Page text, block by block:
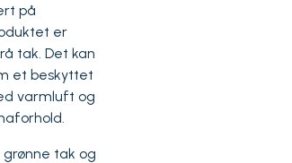
på
er
tak. Det kan
et beskyttet
varmluft og
grønne tak og